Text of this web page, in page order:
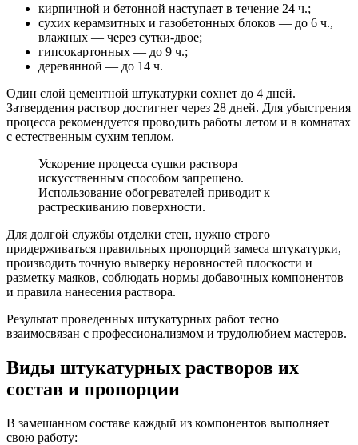
кирпичной и бетонной наступает в течение 24 ч.;
сухих керамзитных и газобетонных блоков — до 6 ч.,
влажных — через сутки-двое;
гипсокартонных — до 9 ч.;
деревянной — до 14 ч.
Один слой цементной штукатурки сохнет до 4 дней.
Затвердения раствор достигнет через 28 дней. Для убыстрения
процесса рекомендуется проводить работы летом и в комнатах
с естественным сухим теплом.
Ускорение процесса сушки раствора
искусственным способом запрещено.
Использование обогревателей приводит к
растрескиванию поверхности.
Для долгой службы отделки стен, нужно строго
придерживаться правильных пропорций замеса штукатурки,
производить точную выверку неровностей плоскости и
разметку маяков, соблюдать нормы добавочных компонентов
и правила нанесения раствора.
Результат проведенных штукатурных работ тесно
взаимосвязан с профессионализмом и трудолюбием мастеров.
Виды штукатурных растворов их
состав и пропорции
В замешанном составе каждый из компонентов выполняет
свою работу: